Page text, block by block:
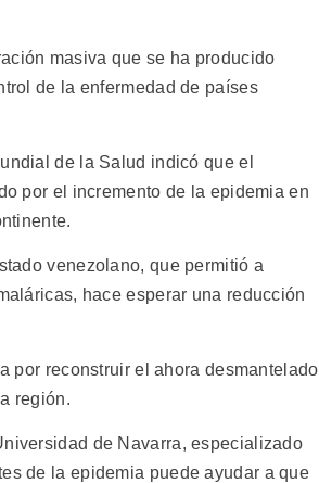
masiva que se ha producido
de la enfermedad de países
de la Salud indicó que el
por el incremento de la epidemia en
venezolano, que permitió a
hace esperar una reducción
por reconstruir el ahora desmantelado
región.
de Navarra, especializado
de la epidemia puede ayudar a que